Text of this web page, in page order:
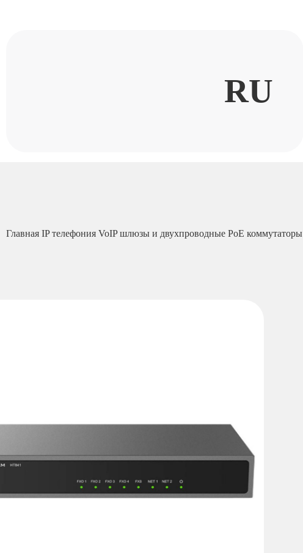
RU
Главная IP телефония VoIP шлюзы и двухпроводные PoE коммутаторы